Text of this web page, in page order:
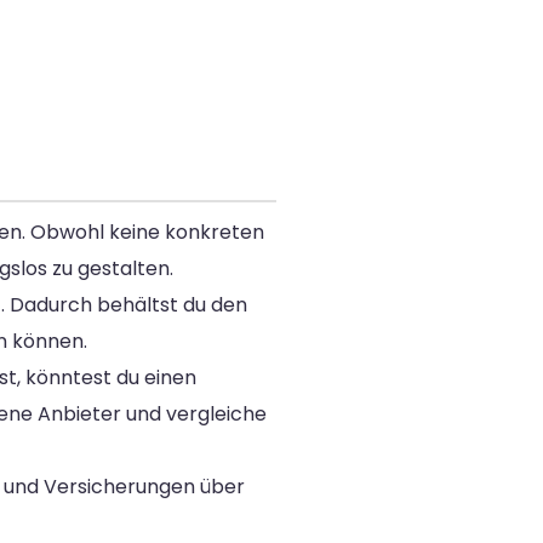
Obwohl keine konkreten
zu gestalten.
Dadurch behältst du den
können.
könntest du einen
Anbieter und vergleiche
Versicherungen über